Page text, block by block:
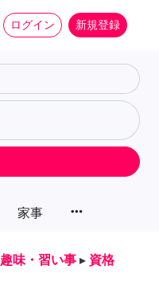
ログイン 新規登録
家事 more_horiz
趣味・習い事 ▸ 資格